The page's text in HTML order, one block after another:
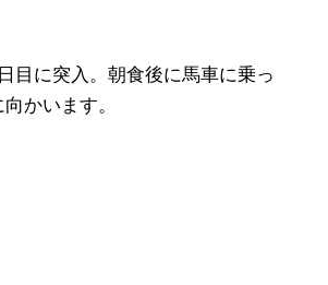
目に突入。朝食後に馬車に乗っ
かいます。